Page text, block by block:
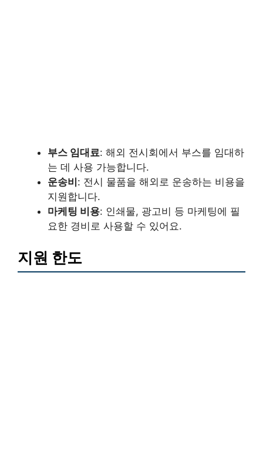
부스 임대료: 해외 전시회에서 부스를 임대하
는 데 사용 가능합니다.
운송비 : 전시 물품을 해외로 운송하는 비용을
지원합니다.
마케팅 비용: 인쇄물, 광고비 등 마케팅에 필
요한 경비로 사용할 수 있어요.
지원 한도